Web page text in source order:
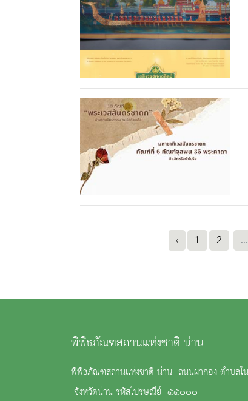
‹ 1 2 ...
พิพิธภัณฑสถานแห่งชาติ น่าน
พิพิธภัณฑสถานแห่งชาติ น่าน ถนนผากอง ตำบลใน
จังหวัดน่าน รหัสไปรษณีย์ ๕๕๐๐๐